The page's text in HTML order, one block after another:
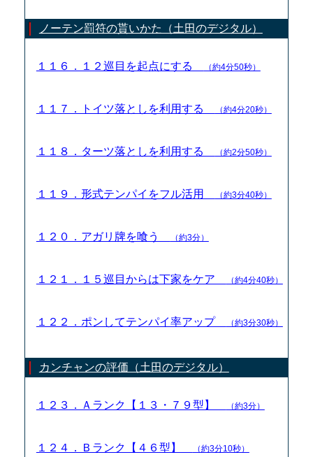
ノーテン罰符の貰いかた（土田のデジタル）
１１６．１２巡目を起点にする （約4分50秒）
１１７．トイツ落としを利用する （約4分20秒）
１１８．ターツ落としを利用する （約2分50秒）
１１９．形式テンパイをフル活用 （約3分40秒）
１２０．アガリ牌を喰う （約3分）
１２１．１５巡目からは下家をケア （約4分40秒）
１２２．ポンしてテンパイ率アップ （約3分30秒）
カンチャンの評価（土田のデジタル）
１２３．Ａランク【１３・７９型】 （約3分）
１２４．Ｂランク【４６型】 （約3分10秒）